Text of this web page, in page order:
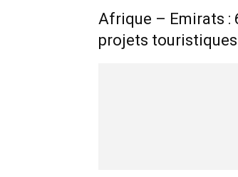
Afrique – Emirats :
projets